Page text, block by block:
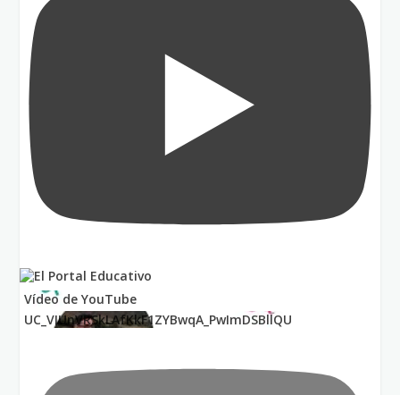
Vídeo de YouTube
UC_VIUnVRSkLAfKkF1ZYBwqA_PwImDSBllQU